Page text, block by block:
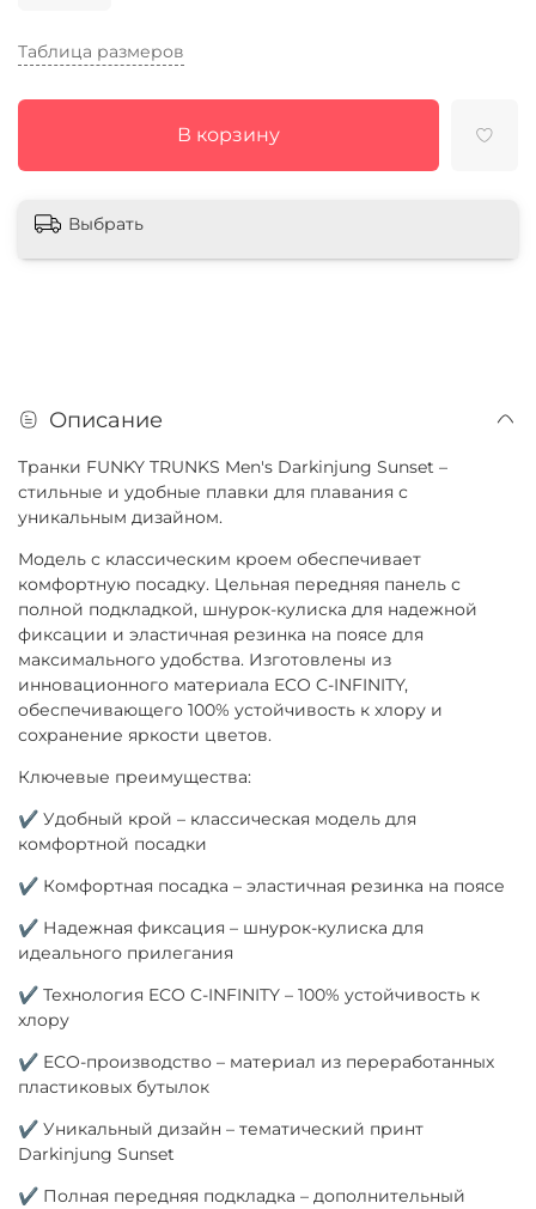
Таблица размеров
В корзину
Выбрать
Описание
Транки FUNKY TRUNKS Men's Darkinjung Sunset –
стильные и удобные плавки для плавания с
уникальным дизайном.
Модель с классическим кроем обеспечивает
комфортную посадку. Цельная передняя панель с
полной подкладкой, шнурок-кулиска для надежной
фиксации и эластичная резинка на поясе для
максимального удобства. Изготовлены из
инновационного материала ECO C-INFINITY,
обеспечивающего 100% устойчивость к хлору и
сохранение яркости цветов.
Ключевые преимущества:
✔ Удобный крой – классическая модель для
комфортной посадки
✔ Комфортная посадка – эластичная резинка на поясе
✔ Надежная фиксация – шнурок-кулиска для
идеального прилегания
✔ Технология ECO C-INFINITY – 100% устойчивость к
хлору
✔ ECO-производство – материал из переработанных
пластиковых бутылок
✔ Уникальный дизайн – тематический принт
Darkinjung Sunset
✔ Полная передняя подкладка – дополнительный